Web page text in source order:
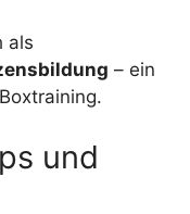
als
– ein
und